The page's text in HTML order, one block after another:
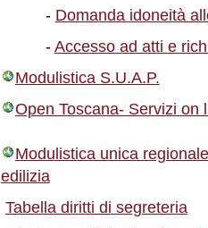
- Domanda idoneità
- Accesso ad atti e
Modulistica S.U.A.P.
Open Toscana- Servizi on
Modulistica unica
edilizia
Tabella diritti di segreteria